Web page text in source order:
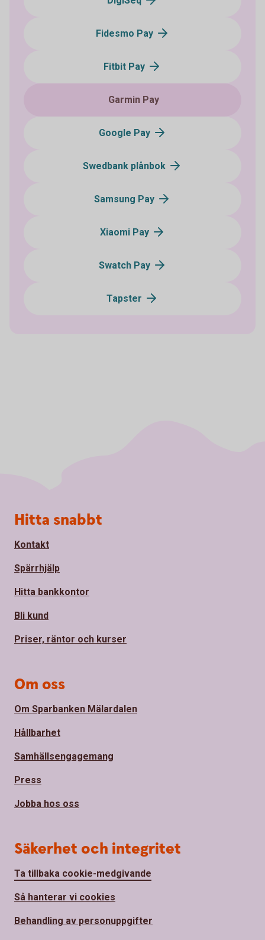
Fidesmo Pay
Fitbit Pay
Garmin Pay
Google Pay
Swedbank plånbok
Samsung Pay
Xiaomi Pay
Swatch Pay
Tapster
Sidfot
Hitta snabbt
Kontakt
Spärrhjälp
Hitta bankkontor
Bli kund
Priser, räntor och kurser
Om oss
Om Sparbanken Mälardalen
Hållbarhet
Samhällsengagemang
Press
Jobba hos oss
Säkerhet och integritet
Ta tillbaka cookie-medgivande
Så hanterar vi cookies
Behandling av personuppgifter